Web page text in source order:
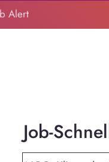
Alert
Job-